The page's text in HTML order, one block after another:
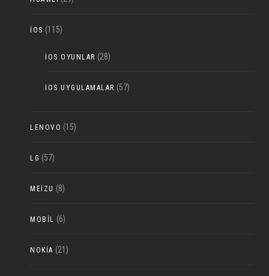
IOS (115)
IOS OYUNLAR (28)
IOS UYGULAMALAR (57)
LENOVO (15)
LG (57)
MEIZU (8)
MOBIL (6)
NOKIA (21)